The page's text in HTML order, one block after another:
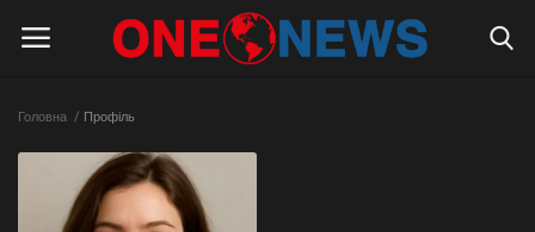
Головна
Головна Профіль